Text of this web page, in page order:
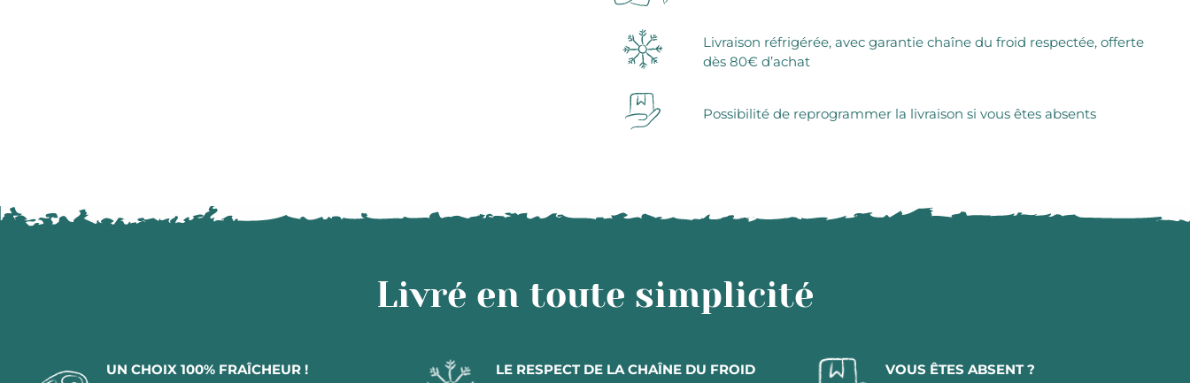
Livraison réfrigérée, avec garantie chaîne du froid respectée, offerte
dès 80€ d’achat
Possibilité de reprogrammer la livraison si vous êtes absents
Livré en toute simplicité
UN CHOIX 100% FRAÎCHEUR !
LE RESPECT DE LA CHAÎNE DU FROID
VOUS ÊTES ABSENT ?